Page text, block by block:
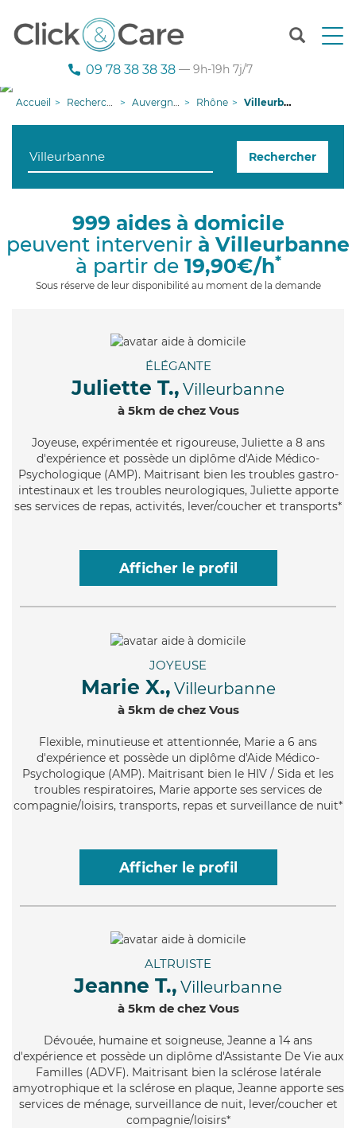
T
n
g
i
09 78 38 38 38 — 9h-19h 7j/7
Accueil Recherche aide à domicile Auvergne-Rhône-Alpes Rhône Villeurbanne
Rechercher
999 aides à domicile
peuvent intervenir à Villeurbanne
à partir de 19,90€/h*
Sous réserve de leur disponibilité au moment de la demande
ÉLÉGANTE
Juliette T., Villeurbanne
à 5km de chez Vous
Joyeuse, expérimentée et rigoureuse, Juliette a 8 ans
d'expérience et possède un diplôme d'Aide Médico-
Psychologique (AMP). Maitrisant bien les troubles gastro-
intestinaux et les troubles neurologiques, Juliette apporte
ses services de repas, activités, lever/coucher et transports*
Afficher le profil
JOYEUSE
Marie X., Villeurbanne
à 5km de chez Vous
Flexible, minutieuse et attentionnée, Marie a 6 ans
d'expérience et possède un diplôme d'Aide Médico-
Psychologique (AMP). Maitrisant bien le HIV / Sida et les
troubles respiratoires, Marie apporte ses services de
compagnie/loisirs, transports, repas et surveillance de nuit*
Afficher le profil
ALTRUISTE
Jeanne T., Villeurbanne
à 5km de chez Vous
Dévouée, humaine et soigneuse, Jeanne a 14 ans
d'expérience et possède un diplôme d'Assistante De Vie aux
Familles (ADVF). Maitrisant bien la sclérose latérale
amyotrophique et la sclérose en plaque, Jeanne apporte ses
services de ménage, surveillance de nuit, lever/coucher et
compagnie/loisirs*